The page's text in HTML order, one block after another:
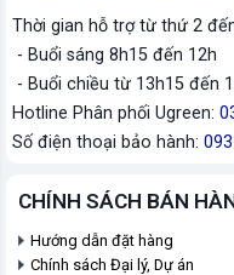
Thời gian hỗ trợ từ thứ 2
- Buổi sáng 8h15 đến 12h
- Buổi chiều từ 13h15 đến
Hotline Phân phối Ugreen:
Số điện thoại bảo hành:
CHÍNH SÁCH BÁN
Hướng dẫn đặt hàng
Chính sách Đại lý, Dự án